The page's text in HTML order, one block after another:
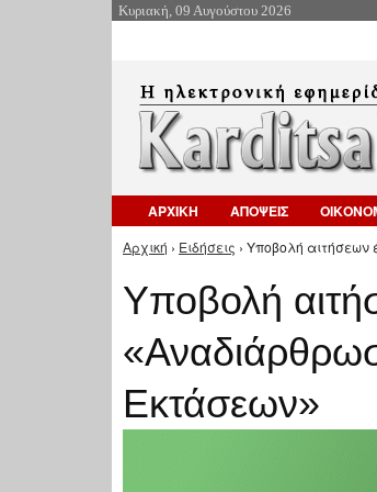
Κυριακή, 09 Αυγούστου 2026
ΑΡΧΙΚΗ ΑΠΟΨΕΙΣ
Είστε εδώ
Αρχική › Ειδήσεις › Υποβολή
Υποβολή
Εκτάσεων»